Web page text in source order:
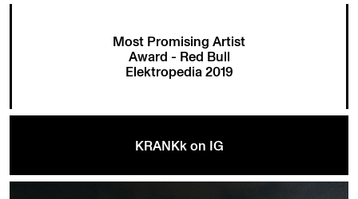
Most Promising Artist
Award - Red Bull
Elektropedia 2019
KRANKk on IG